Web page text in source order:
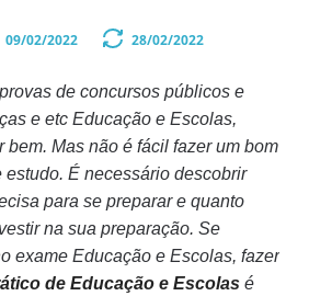
09/02/2022 28/02/2022
de concursos públicos e
e etc Educação e Escolas,
bem. Mas não é fácil fazer um bom
estudo. É necessário descobrir
para se preparar e quanto
na sua preparação. Se
exame Educação e Escolas, fazer
de Educação e Escolas é